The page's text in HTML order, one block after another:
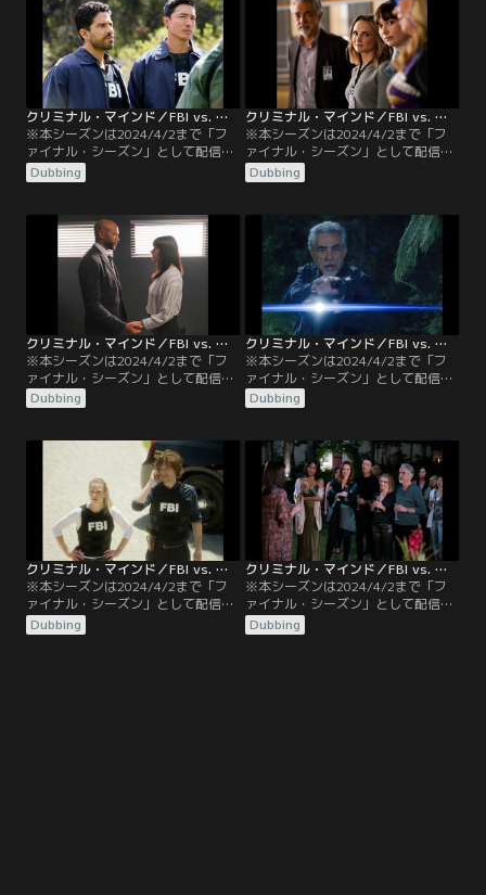
開け、中のアルバムを開いた瞬間に
爆発して親子は重傷を負う。これは
オハイオ州とケンタッキー州で起き
ていた同様の爆弾事件の3件目だっ
た…。
セラーから普通の人と普通の会話を
するよう勧められる。どうしていい
か分からず訪れた公園で、サミーと
いう少年とその叔母マックスと知り
合う…。
クリミナル・マインド／FBI vs. 異常犯罪 シーズン15 第05話／吹替
※本シーズンは2024/4/2まで「フ
ァイナル・シーズン」として配信し
ていました。／吹替／第5話 狙われ
た兄弟／イリノイ州デスプレーンズ
所や被害者像は15年前にBAUが解決
した事件に酷似していた。当時部下
を失った警察署長のワイガートは、
同じ悲劇を繰り返したくない。今回
の事件は複数犯によるものだと判明
Dubbing
クリミナル・マインド／FBI vs. 異常犯罪 シーズン15 第06話／吹替
※本シーズンは2024/4/2まで「フ
ァイナル・シーズン」として配信し
ていました。／吹替／第6話 デート
の夜に／3回目のコーヒー・デート
ード。だが、ぎこちなさがほぐれか
けたころにプレンティスからの緊急
呼び出しがかかってしまう。起こっ
たのは犯人も被害者も身元不明の誘
拐事件。犯人は…
Dubbing
クリミナル・マインド／FBI vs. 異常犯罪 シーズン15 第07話／吹替
※本シーズンは2024/4/2まで「フ
ァイナル・シーズン」として配信し
ていました。／吹替／第7話 シュレ
ーディンガーの猫／プレンティスの
局長を務めるFBIデンバー支局から、
BAUに連続殺人事件の協力依頼が寄
せられる。30～40代の父親的な立場
の男性がおので首を切り落とされる
事件で、3件目の犯行…。
Dubbing
クリミナル・マインド／FBI vs. 異常犯罪 シーズン15 第08話／吹替
※本シーズンは2024/4/2まで「フ
ァイナル・シーズン」として配信し
ていました。／吹替／第8話 ファミ
リー・ツリー／FBI長官就任を突然打
希望していたニューオーリンズ支局
への異動が突然可能になるJJ。BAU
に訪れた変化の兆しにガルシアは不
安を募らせる。そんな折、テキサス
州ボーモントで連続殺人事件が発生
した…。
Dubbing
クリミナル・マインド／FBI vs. 異常犯罪 シーズン15 第09話／吹替
※本シーズンは2024/4/2まで「フ
ァイナル・シーズン」として配信し
ていました。／吹替／第9話 悪魔の
血／プレンティスはFBIの次期長官候
Dubbing
クリミナル・マインド／FBI vs. 異常犯罪 シーズン15 第10話（最終話）／吹替
※本シーズンは2024/4/2まで「フ
ァイナル・シーズン」として配信し
ていました。／吹替／第10話 そして
最後に…／自宅で倒れたリードは、
Dubbing